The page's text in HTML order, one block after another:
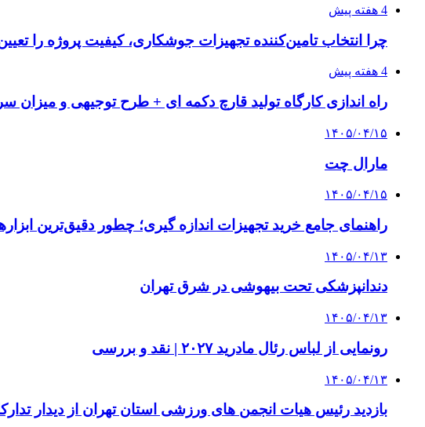
4 هفته پیش
چرا انتخاب تامین‌کننده تجهیزات جوشکاری، کیفیت پروژه را
4 هفته پیش
راه اندازی کارگاه تولید قارچ دکمه ای + طرح توجیهی و میزان
۱۴۰۵/۰۴/۱۵
مارال چت
۱۴۰۵/۰۴/۱۵
راهنمای جامع خرید تجهیزات اندازه گیری؛ چطور دقیق‌ترین
۱۴۰۵/۰۴/۱۳
دندانپزشکی تحت بیهوشی در شرق تهران
۱۴۰۵/۰۴/۱۳
رونمایی از لباس رئال مادرید ۲۰۲۷ | نقد و بررسی
۱۴۰۵/۰۴/۱۳
بازدید رئیس هیات انجمن های ورزشی استان تهران از دیدار